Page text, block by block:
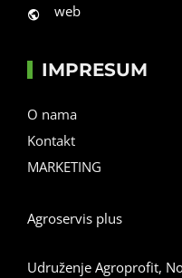
web
IMPRESUM
O nama
Kontakt
MARKETING
Agroservis plus
Udruženje Agroprofit,